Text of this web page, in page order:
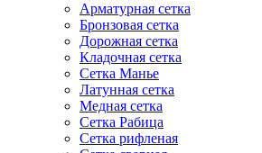
Арматурная сетка
Бронзовая сетка
Дорожная сетка
Кладочная сетка
Сетка Манье
Латунная сетка
Медная сетка
Сетка Рабица
Сетка рифленая